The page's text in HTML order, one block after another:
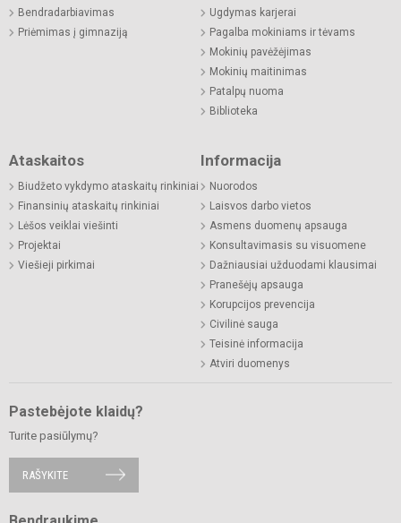
Bendradarbiavimas
Priėmimas į gimnaziją
Ugdymas karjerai
Pagalba mokiniams ir tėvams
Mokinių pavėžėjimas
Mokinių maitinimas
Patalpų nuoma
Biblioteka
Ataskaitos
Biudžeto vykdymo ataskaitų rinkiniai
Finansinių ataskaitų rinkiniai
Lėšos veiklai viešinti
Projektai
Viešieji pirkimai
Informacija
Nuorodos
Laisvos darbo vietos
Asmens duomenų apsauga
Konsultavimasis su visuomene
Dažniausiai užduodami klausimai
Pranešėjų apsauga
Korupcijos prevencija
Civilinė sauga
Teisinė informacija
Atviri duomenys
Pastebėjote klaidų?
Turite pasiūlymų?
RAŠYKITE